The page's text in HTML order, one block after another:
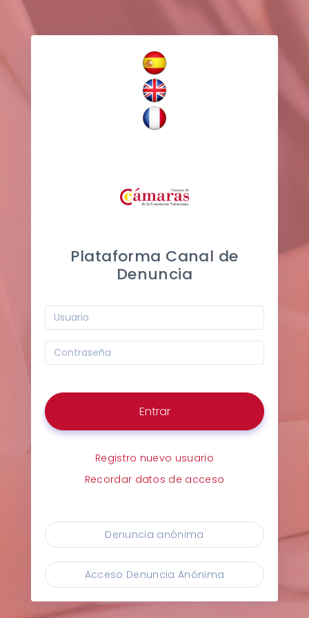
Plataforma Canal de
Denuncia
Entrar
Registro nuevo usuario
Recordar datos de acceso
Denuncia anónima
Acceso Denuncia Anónima